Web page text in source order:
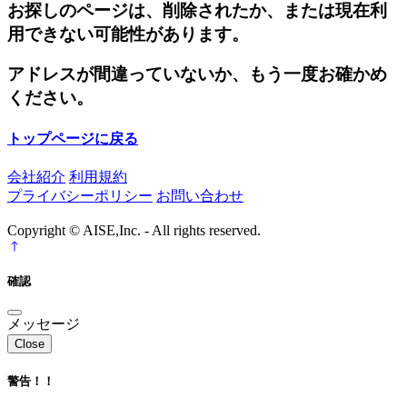
お探しのページは、削除されたか、または現在利
用できない可能性があります。
アドレスが間違っていないか、もう一度お確かめ
ください。
トップページに戻る
会社紹介 利用規約
プライバシーポリシー お問い合わせ
Copyright © AISE,Inc. - All rights reserved.
確認
メッセージ
Close
警告！！